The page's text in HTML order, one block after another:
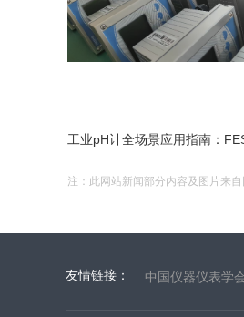
注：此网站新闻部分内容及图片来
友情链接： 中国仪器仪表学